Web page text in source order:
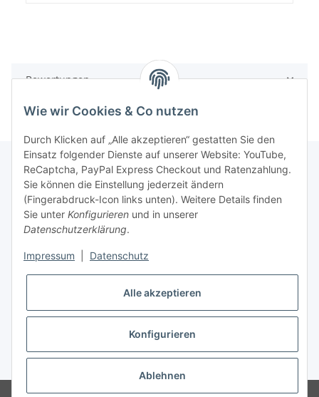
Bewertungen
Gesetzliche Informationen
Informationen
Vertrag widerrufen
* Alle Preise inkl. gesetzlicher USt., zzgl.Versand
Wie wir Cookies & Co nutzen
Durch Klicken auf „Alle akzeptieren“ gestatten Sie den
Einsatz folgender Dienste auf unserer Website: YouTube,
ReCaptcha, PayPal Express Checkout und Ratenzahlung.
Sie können die Einstellung jederzeit ändern
(Fingerabdruck-Icon links unten). Weitere Details finden
Sie unter Konfigurieren und in unserer
Datenschutzerklärung.
Impressum Datenschutz
Alle akzeptieren
Konfigurieren
Ablehnen